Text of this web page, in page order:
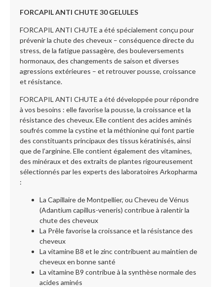
FORCAPIL ANTI CHUTE 30 GELULES
FORCAPIL ANTI CHUTE a été spécialement conçu pour
prévenir la chute des cheveux – conséquence directe du
stress, de la fatigue passagère, des bouleversements
hormonaux, des changements de saison et diverses
agressions extérieures – et retrouver pousse, croissance
et résistance.
FORCAPIL ANTI CHUTE a été développée pour répondre
à vos besoins : elle favorise la pousse, la croissance et la
résistance des cheveux. Elle contient des acides aminés
soufrés comme la cystine et la méthionine qui font partie
des constituants principaux des tissus kératinisés, ainsi
que de l’arginine. Elle contient également des vitamines,
des minéraux et des extraits de plantes rigoureusement
sélectionnés par les experts des laboratoires Arkopharma
:
La Capillaire de Montpellier, ou Cheveu de Vénus
(Adantium capillus-veneris) contribue à ralentir la
chute des cheveux
La Prêle favorise la croissance et la résistance des
cheveux
La vitamine B8 et le zinc contribuent au maintien de
cheveux en bonne santé
La vitamine B9 contribue à la synthèse normale des
acides aminés